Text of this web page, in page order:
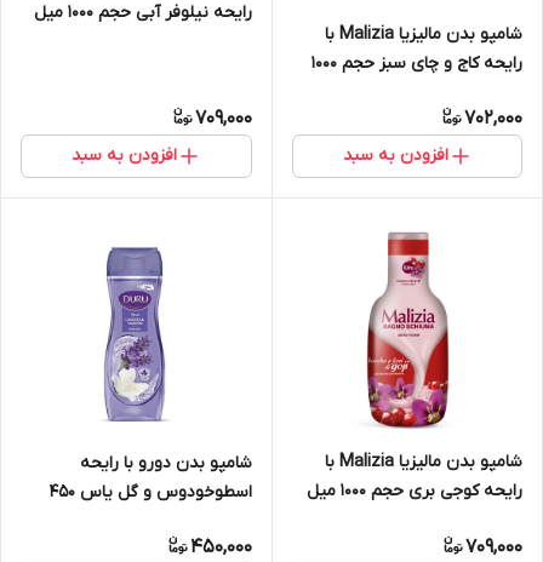
شامپو بدن مالیزیا Malizia با
رایحه کاج و چای سبز حجم 1000
702,000
افزودن به سبد
رایحه نیلوفر آبی حجم 1000 میل
709,000
افزودن به سبد
شامپو بدن مالیزیا Malizia با
رایحه کوجی بری حجم 1000 میل
709,000
شامپو بدن دورو با رایحه
اسطوخودوس و گل یاس 450
450,000